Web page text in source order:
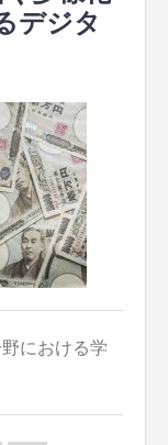
デジタ
における学